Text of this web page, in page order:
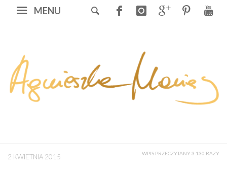
MENU
2 KWIETNIA 2015 WPIS PRZECZYTANY 3 130 RAZY